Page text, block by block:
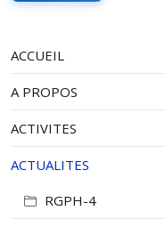
ACCUEIL
A PROPOS
ACTIVITES
ACTUALITES
RGPH-4